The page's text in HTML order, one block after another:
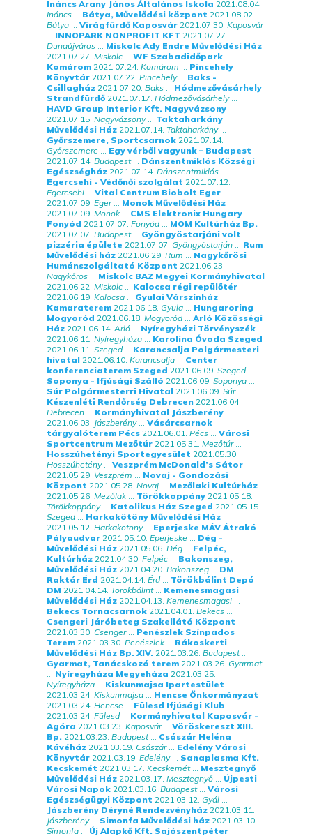
Ináncs Arany János Általános Iskola 2021.08.04.
Ináncs ... Bátya, Művelődési központ 2021.08.02.
Bátya ... Virágfürdő Kaposvár 2021.07.30. Kaposvár
... INNOPARK NONPROFIT KFT 2021.07.27.
Dunaújváros ... Miskolc Ady Endre Művelődési Ház
2021.07.27. Miskolc ... WF Szabadidőpark
Komárom 2021.07.24. Komárom ... Pincehely
Könyvtár 2021.07.22. Pincehely... Baks -
Csillagház 2021.07.20. Baks ... Hódmezővásárhely
Strandfürdő 2021.07.17. Hódmezővásárhely...
HAVD Group Interior Kft. Nagyvázsony
2021.07.15. Nagyvázsony... Taktaharkány
Művelődési Ház 2021.07.14. Taktaharkány...
Győrszemere, Sportcsarnok 2021.07.14.
Győrszemere ... Egy vérből vagyunk – Budapest
2021.07.14. Budapest... Dánszentmiklós Községi
Egészségház 2021.07.14. Dánszentmiklós ...
Egercsehi - Védőnői szolgálat 2021.07.12.
Egercsehi ... Vital Centrum Biobolt Eger
2021.07.09. Eger... Monok Művelődési Ház
2021.07.09. Monok ... CMS Elektronix Hungary
Fonyód 2021.07.07. Fonyód... MOM Kultúrház Bp.
2021.07.07. Budapest... Gyöngyöstarjáni volt
pizzéria épülete 2021.07.07. Gyöngyöstarján ... Rum
Művelődési ház 2021.06.29. Rum ... Nagykőrösi
Humánszolgáltató Központ 2021.06.23.
Nagykőrös ... Miskolc BAZ Megyei Kormányhivatal
2021.06.22. Miskolc ... Kalocsa régi repülőtér
2021.06.19. Kalocsa ... Gyulai Várszínház
Kamaraterem 2021.06.18. Gyula ... Hungaroring
Mogyoród 2021.06.18. Mogyoród... Arló Közösségi
Ház 2021.06.14. Arló ... Nyíregyházi Törvényszék
2021.06.11. Nyíregyháza ... Karolina Óvoda Szeged
2021.06.11. Szeged... Karancsalja Polgármesteri
hivatal 2021.06.10. Karancsalja ... Center
konferenciaterem Szeged 2021.06.09. Szeged...
Soponya - Ifjúsági Szálló 2021.06.09. Soponya ...
Súr Polgármesterri Hivatal 2021.06.09. Súr...
Készenléti Rendőrség Debrecen 2021.06.04.
Debrecen ... Kormányhivatal Jászberény
2021.06.03. Jászberény... Vásárcsarnok
tárgyalóterem Pécs 2021.06.01. Pécs ... Városi
Sportcentrum Mezőtúr 2021.05.31. Mezőtúr...
Hosszúhetényi Sportegyesület 2021.05.30.
Hosszúhetény... Veszprém McDonald’s Sátor
2021.05.29. Veszprém ... Novaj - Gondozási
Központ 2021.05.28. Novaj ... Mezőlaki Kultúrház
2021.05.26. Mezőlak ... Törökkoppány 2021.05.18.
Törökkoppány... Katolikus Ház Szeged 2021.05.15.
Szeged... Harkakötöny Művelődési Ház
2021.05.12. Harkakötöny... Eperjeske MÁV Átrakó
Pályaudvar 2021.05.10. Eperjeske ... Dég -
Művelődési Ház 2021.05.06. Dég ... Felpéc,
Kultúrház 2021.04.30. Felpéc ... Bakonszeg,
Művelődési Ház 2021.04.20. Bakonszeg ... DM
Raktár Érd 2021.04.14. Érd... Törökbálint Depó
DM 2021.04.14. Törökbálint... Kemenesmagasi
Művelődési Ház 2021.04.13. Kemenesmagasi ...
Bekecs Tornacsarnok 2021.04.01. Bekecs ...
Csengeri Járóbeteg Szakellátó Központ
2021.03.30. Csenger... Penészlek Színpados
Terem 2021.03.30. Penészlek ... Rákoskerti
Művelődési Ház Bp. XIV. 2021.03.26. Budapest...
Gyarmat, Tanácskozó terem 2021.03.26. Gyarmat
... Nyíregyháza Megyeháza 2021.03.25.
Nyíregyháza ... Kiskunmajsa Ipartestület
2021.03.24. Kiskunmajsa ... Hencse Önkormányzat
2021.03.24. Hencse ... Fülesd Ifjúsági Klub
2021.03.24. Fülesd... Kormányhivatal Kaposvár -
Agóra 2021.03.23. Kaposvár... Vöröskereszt XIII.
Bp. 2021.03.23. Budapest... Császár Heléna
Kávéház 2021.03.19. Császár... Edelény Városi
Könyvtár 2021.03.19. Edelény... Sanaplasma Kft.
Kecskemét 2021.03.17. Kecskemét... Mesztegnyő
Művelődési Ház 2021.03.17. Mesztegnyő ... Újpesti
Városi Napok 2021.03.16. Budapest... Városi
Egészségügyi Központ 2021.03.12. Gyál ...
Jászberény Déryné Rendezvényház 2021.03.11.
Jászberény... Simonfa Művelődési ház 2021.03.10.
Simonfa ... Új Alapkő Kft. Sajószentpéter